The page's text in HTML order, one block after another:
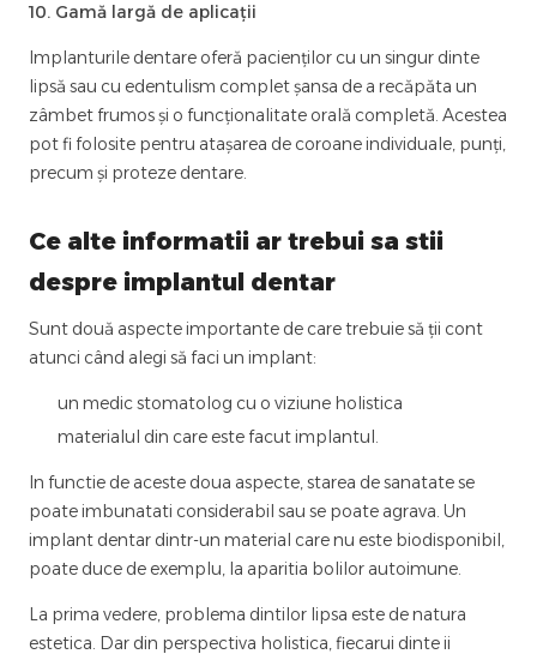
10. Gamă largă de aplicații
Implanturile dentare oferă pacienților cu un singur dinte
lipsă sau cu edentulism complet șansa de a recăpăta un
zâmbet frumos și o funcționalitate orală completă. Acestea
pot fi folosite pentru atașarea de coroane individuale, punți,
precum și proteze dentare.
Ce alte informatii ar trebui sa stii
despre implantul dentar
Sunt două aspecte importante de care trebuie să ții cont
atunci când alegi să faci un implant:
un medic stomatolog cu o viziune holistica
materialul din care este facut implantul.
In functie de aceste doua aspecte, starea de sanatate se
poate imbunatati considerabil sau se poate agrava. Un
implant dentar dintr-un material care nu este biodisponibil,
poate duce de exemplu, la aparitia bolilor autoimune.
La prima vedere, problema dintilor lipsa este de natura
estetica. Dar din perspectiva holistica, fiecarui dinte ii